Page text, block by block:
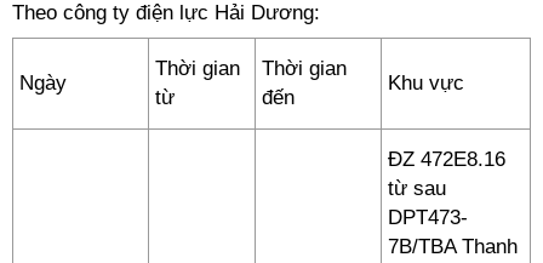
Theo công ty điện lực Hải Dương:
Ngày
Thời gian
từ
Thời gian
đến
Khu vực
ĐZ 472E8.16
từ sau
DPT473-
7B/TBA Thanh